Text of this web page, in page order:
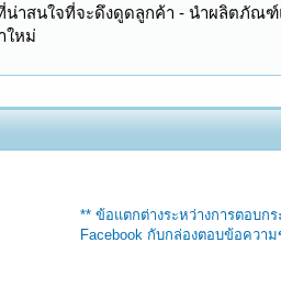
าสนใจที่จะดึงดูดลูกค้า - นำผลิตภัณ
ใหม่
** ข้อแตกต่างระหว่างการตอบก
Facebook กับกล่องตอบข้อความ